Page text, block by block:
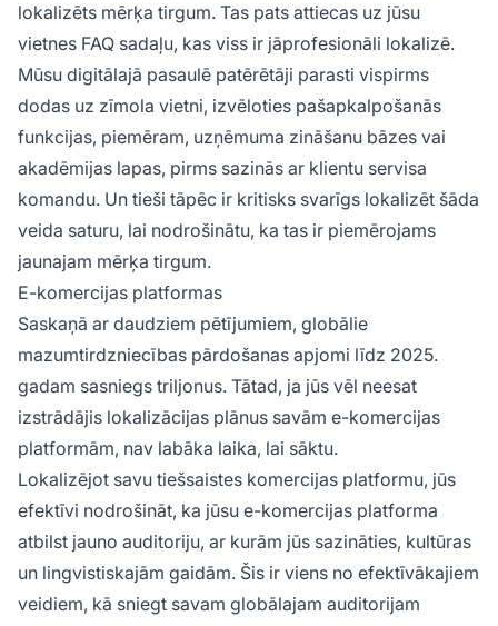
lokalizēts mērķa tirgum. Tas pats attiecas uz jūsu
vietnes FAQ sadaļu, kas viss ir jāprofesionāli lokalizē.
Mūsu digitālajā pasaulē patērētāji parasti vispirms
dodas uz zīmola vietni, izvēloties pašapkalpošanās
funkcijas, piemēram, uzņēmuma zināšanu bāzes vai
akadēmijas lapas, pirms sazinās ar klientu servisa
komandu. Un tieši tāpēc ir kritisks svarīgs lokalizēt šāda
veida saturu, lai nodrošinātu, ka tas ir piemērojams
jaunajam mērķa tirgum.
E-komercijas platformas
Saskaņā ar daudziem pētījumiem, globālie
mazumtirdzniecības pārdošanas apjomi līdz 2025.
gadam sasniegs triljonus. Tātad, ja jūs vēl neesat
izstrādājis lokalizācijas plānus savām e-komercijas
platformām, nav labāka laika, lai sāktu.
Lokalizējot savu tiešsaistes komercijas platformu, jūs
efektīvi nodrošināt, ka jūsu e-komercijas platforma
atbilst jauno auditoriju, ar kurām jūs sazināties, kultūras
un lingvistiskajām gaidām. Šis ir viens no efektīvākajiem
veidiem, kā sniegt savam globālajam auditorijam